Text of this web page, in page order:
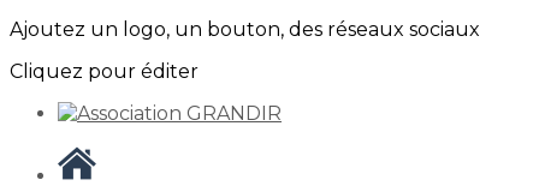
Ajoutez un logo, un bouton, des réseaux sociaux
Cliquez pour éditer